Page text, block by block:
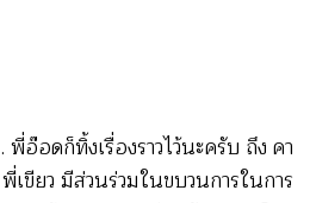
อ๊อดก็ทิ้งเรื่องราวไว้นะครับ ถึง คา
เขียว มีส่วนร่วมในขบวนการในการ